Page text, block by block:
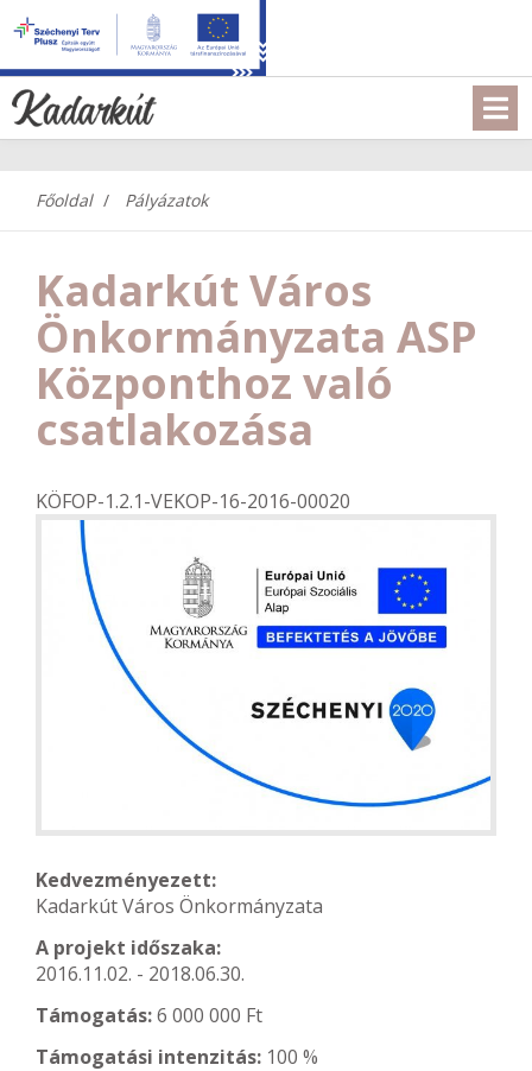
Főoldal Pályázatok
Kadarkút Város
Önkormányzata ASP
Központhoz való
csatlakozása
KÖFOP-1.2.1-VEKOP-16-2016-00020
Kedvezményezett:
Kadarkút Város Önkormányzata
A projekt időszaka:
2016.11.02. - 2018.06.30.
Támogatás:6 000 000 Ft
Támogatási intenzitás: 100 %